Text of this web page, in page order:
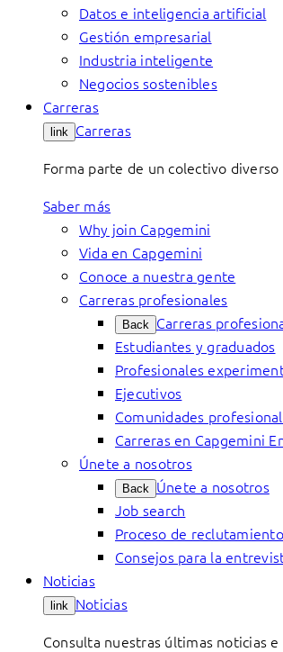
Datos e inteligencia artificial
Gestión empresarial
Industria inteligente
Negocios sostenibles
Carreras
link Carreras
Forma parte de un colectivo
Saber más
Why join Capgemini
Vida en Capgemini
Conoce a nuestra gente
Carreras profesionales
Back Carreras
Estudiantes y graduados
Profesionales
Ejecutivos
Comunidades
Carreras en Capgemini
Únete a nosotros
Back Únete a nosotros
Job search
Proceso de reclutamiento
Consejos para la
Noticias
link Noticias
Consulta nuestras últimas noticias